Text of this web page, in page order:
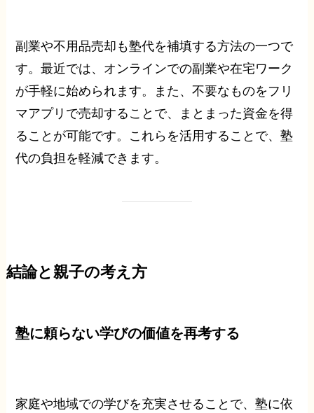
副業や不用品売却も塾代を補填する方法の一つで
す。最近では、オンラインでの副業や在宅ワーク
が手軽に始められます。また、不要なものをフリ
マアプリで売却することで、まとまった資金を得
ることが可能です。これらを活用することで、塾
代の負担を軽減できます。
結論と親子の考え方
塾に頼らない学びの価値を再考する
家庭や地域での学びを充実させることで、塾に依